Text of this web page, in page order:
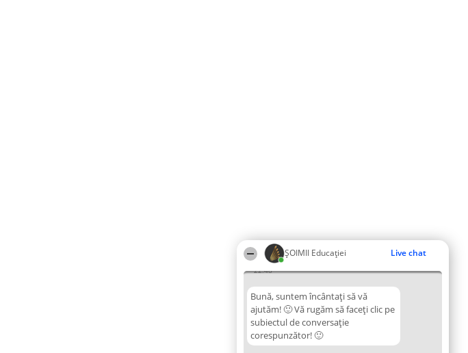
ȘOIMII Educației Live chat
22:48
Bună, suntem încântați să vă
ajutăm! 🙂 Vă rugăm să faceți clic pe
subiectul de conversație
corespunzător! 🙂